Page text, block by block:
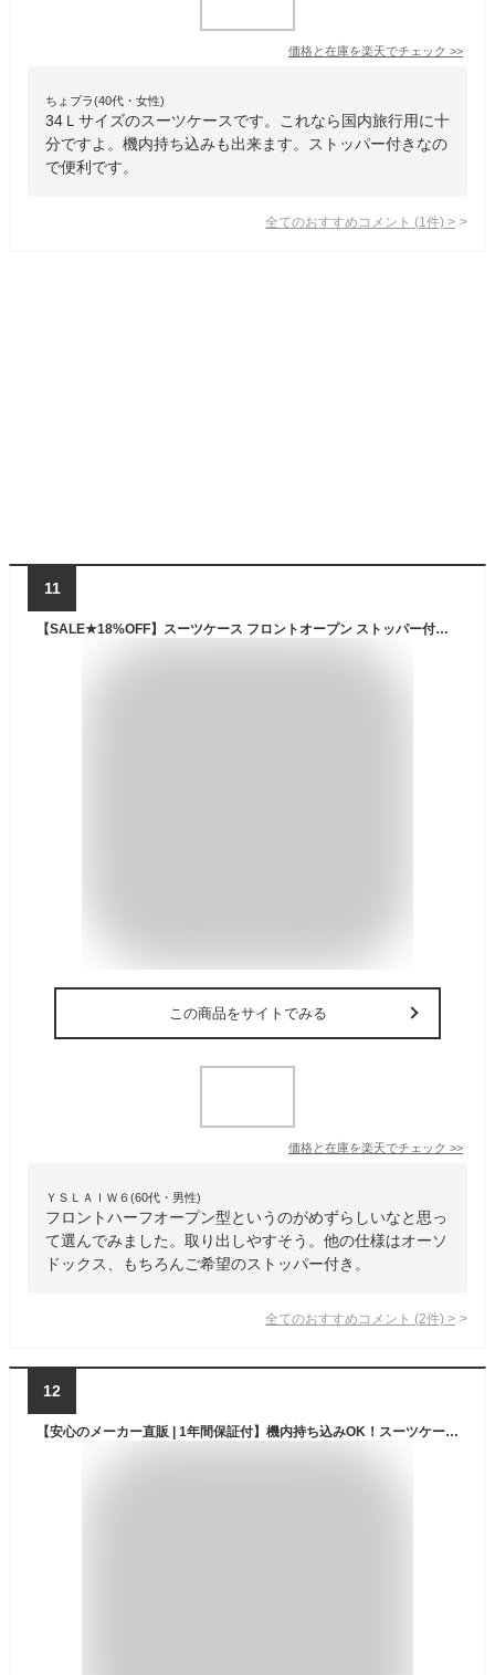
価格と在庫を楽天でチェック >>
ちょプラ(40代・女性)
34Ｌサイズのスーツケースです。これなら国内旅行用に十
分ですよ。機内持ち込みも出来ます。ストッパー付きなの
で便利です。
全てのおすすめコメント (1 件) >
11
【SALE★18%OFF】スーツケース フロントオープン ストッパー付き 拡張 Lサイズ キャリーケース 大型 フリーズ トップオープン フロントハーフオープン TSAロック 軽量 ジッパーハード ACTUS ストップ 止まる 上開き キャリーバッグ【送料無料/1年保証】
この商品をサイトでみる
価格と在庫を楽天でチェック >>
ＹＳＬＡＩＷ６(60代・男性)
フロントハーフオープン型というのがめずらしいなと思っ
て選んでみました。取り出しやすそう。他の仕様はオーソ
ドックス、もちろんご希望のストッパー付き。
全てのおすすめコメント (2件) >
12
【安心のメーカー直販 | 1年間保証付】機内持ち込みOK！スーツケース 正規品 [ACTUS フリーズ Sサイズ] フロントオープン キャリーケース ストッパー 拡張機能 TSAロック 軽量 軽い 静音 ビジネス 旅行 メンズ レディース